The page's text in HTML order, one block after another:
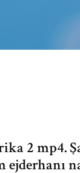
2 mp4.